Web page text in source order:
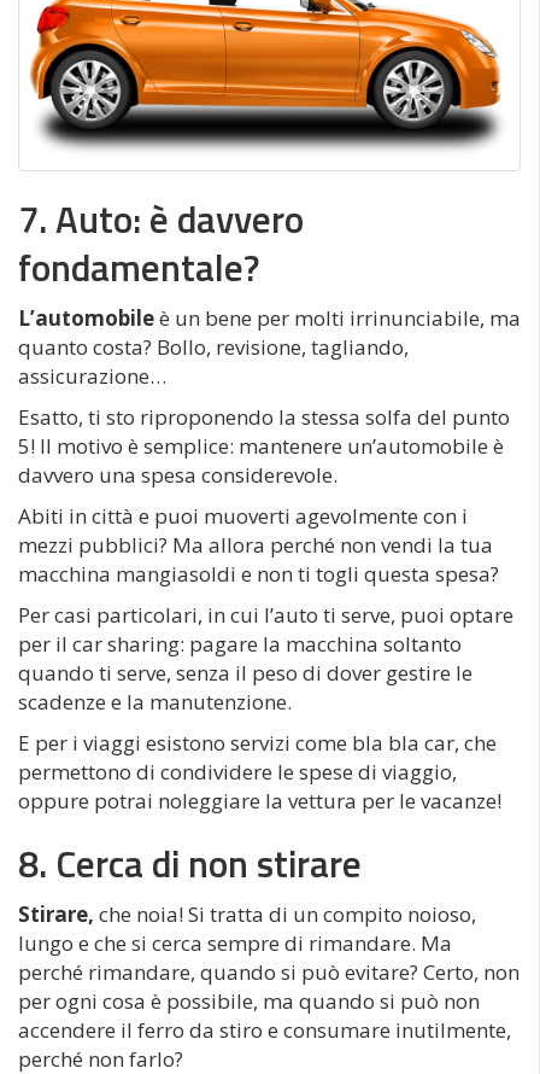
7. Auto: è davvero
fondamentale?
L’automobileè un bene per molti irrinunciabile, ma
quanto costa? Bollo, revisione, tagliando,
assicurazione…
Esatto, ti sto riproponendo la stessa solfa del punto
5! Il motivo è semplice: mantenere un’automobile è
davvero una spesa considerevole.
Abiti in città e puoi muoverti agevolmente con i
mezzi pubblici? Ma allora perché non vendi la tua
macchina mangiasoldi e non ti togli questa spesa?
Per casi particolari, in cui l’auto ti serve, puoi optare
per il car sharing: pagare la macchina soltanto
quando ti serve, senza il peso di dover gestire le
scadenze e la manutenzione.
E per i viaggi esistono servizi come bla bla car, che
permettono di condividere le spese di viaggio,
oppure potrai noleggiare la vettura per le vacanze!
8. Cerca di non stirare
Stirare, che noia! Si tratta di un compito noioso,
lungo e che si cerca sempre di rimandare. Ma
perché rimandare, quando si può evitare? Certo, non
per ogni cosa è possibile, ma quando si può non
accendere il ferro da stiro e consumare inutilmente,
perché non farlo?